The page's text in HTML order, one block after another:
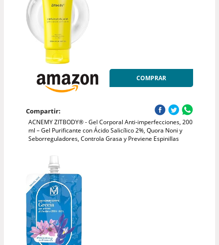
COMPRAR
Compartir:
ACNEMY ZITBODY® - Gel Corporal Anti-imperfecciones, 200
ml – Gel Purificante con Ácido Salicílico 2%, Quora Noni y
Seborreguladores, Controla Grasa y Previene Espinillas